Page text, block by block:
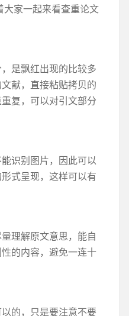
家一起来看查重论文
是飘红出现的比较多
献，直接粘贴拷贝的
复，可以对引文部分
识别图片，因此可以
式呈现，这样可以有
理解原文意思，能自
的内容，避免一连十
的，只是要注意不要